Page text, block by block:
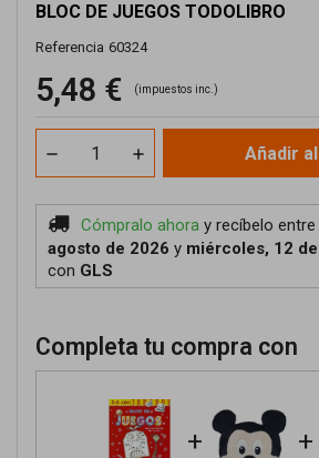
BLOC DE JUEGOS TODOLIBRO
Referencia 60324
5,48 € (impuestos inc.)
Añadir
Cómpralo ahora y recíbelo entre
agosto de 2026 y miércoles, 12
con GLS
Completa tu compra con
+ +